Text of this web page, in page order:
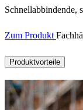
Schnellabbindende,
Zum Produkt
Produktvorteile